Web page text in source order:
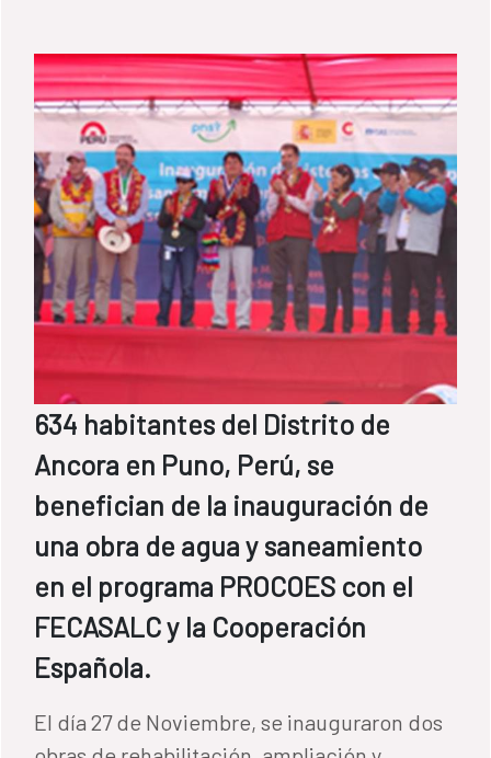
634 habitantes del Distrito de
Ancora en Puno, Perú, se
benefician de la inauguración de
una obra de agua y saneamiento
en el programa PROCOES con el
FECASALC y la Cooperación
Española.
El día 27 de Noviembre, se inauguraron dos